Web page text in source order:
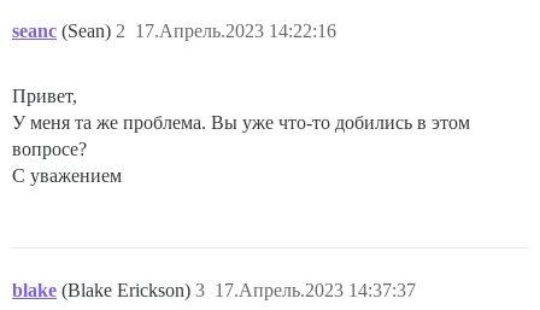
seanc (Sean) 17.Апрель.2023 14:22:16
2
Привет,
У меня та же проблема. Вы уже что-то добились в этом
вопросе?
С уважением
blake (Blake Erickson) 17.Апрель.2023 14:37:37
3